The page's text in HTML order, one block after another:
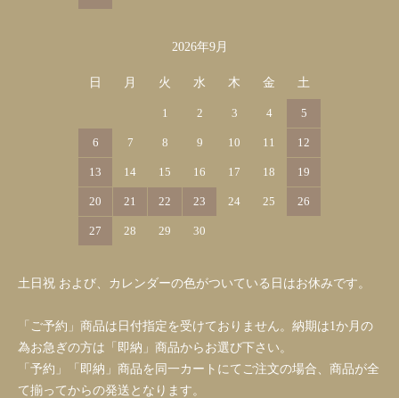
2026年9月
日 月 火 水 木 金 土
1 2 3 4 5
6 7 8 9 10 11 12
13 14 15 16 17 18 19
20 21 22 23 24 25 26
27 28 29 30
土日祝 および、カレンダーの色がついている日はお休みです。
「ご予約」商品は日付指定を受けておりません。納期は1か月の
為お急ぎの方は「即納」商品からお選び下さい。
「予約」「即納」商品を同一カートにてご注文の場合、商品が全
て揃ってからの発送となります。